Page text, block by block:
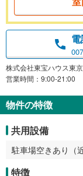
株式会社東宝ハウス東京
営業時間：9:00-21:00
物件の特徴
共用設備
駐車場空きあり（
特徴